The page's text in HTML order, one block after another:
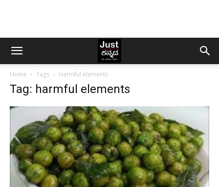
Home Tags Harmful elements
Tag: harmful elements